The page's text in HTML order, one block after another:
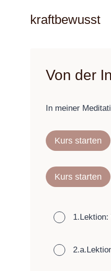
kraftbewusst
Von der
In meiner
Kurs starten
Kurs starten